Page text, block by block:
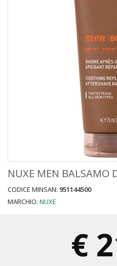
NUXE MEN BALSAMO
CODICE MINSAN: 951144500
MARCHIO: NUXE
€